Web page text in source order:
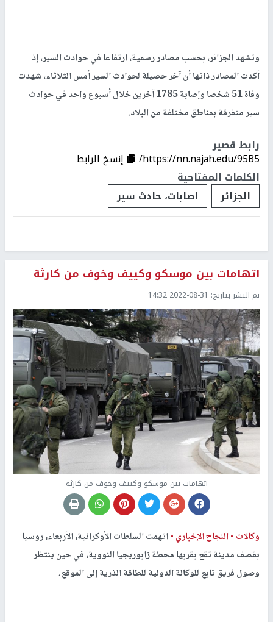
وتشهد الجزائر، بحسب مصادر رسمية، ارتفاعا في حوادث السير، إذ
أكدت المصادر ذاتها أن آخر حصيلة لحوادث السير أمس الثلاثاء، شهدت
وفاة 51 شخصا وإصابة 1785 آخرين خلال أسبوع واحد في حوادث
سير متفرقة بمناطق مختلفة من البلاد.
رابط قصير
https://nn.najah.edu/95B5/
إنسخ الرابط
الكلمات المفتاحية
الجزائر
اصابات، حادث سير
اتهامات بين موسكو وكييف وخوف من كارثة
تم النشر بتاريخ: 2022-08-31 14:32
اتهامات بين موسكو وكييف وخوف من كارثة
وكالات -النجاح الإخباري -اتهمت السلطات الأوكرانية، الأربعاء، روسيا
بقصف مدينة تقع بقربها محطة زابوريجيا النووية، في حين ينتظر
وصول فريق تابع للوكالة الدولية للطاقة الذرية إلى الموقع.